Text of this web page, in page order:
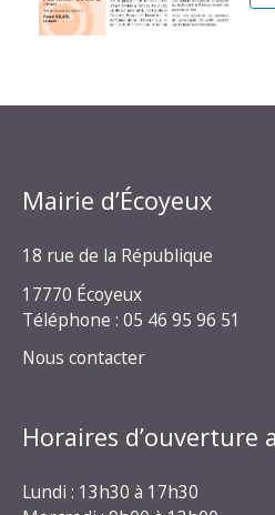
Mairie d’Écoyeux
18 rue de la République
17770 Écoyeux
Téléphone : 05 46 95 96 51
Nous contacter
Horaires d’ouverture
Lundi : 13h30 à 17h30